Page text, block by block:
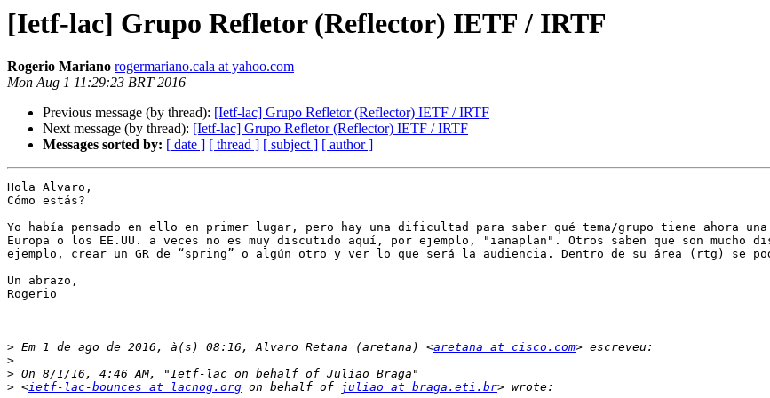
[Ietf-lac] Grupo Refletor (Reflector) IETF / IRTF
Rogerio Mariano rogermariano.cala at yahoo.com
Mon Aug 1 11:29:23 BRT 2016
Previous message (by thread): [Ietf-lac] Grupo Refletor (Reflector) IETF / IRTF
Next message (by thread): [Ietf-lac] Grupo Refletor (Reflector) IETF / IRTF
Messages sorted by: [ date ] [ thread ] [ subject ] [ author ]
Hola Alvaro,
Cómo estás?
Yo había pensado en ello en primer lugar, pero hay una dificultad para saber qué tema/grupo tiene ahora una
Europa o los EE.UU. a veces no es muy discutido aquí, por ejemplo, "ianaplan". Otros saben que son
ejemplo, crear un GR de “spring” o algún otro y ver lo que será la audiencia. Dentro de su área (rtg) se
Un abrazo,
Rogerio
> Em 1 de ago de 2016, à(s) 08:16, Alvaro Retana (aretana) <aretana at cisco.com
>
>
> <ietf-lac-bounces at lacnog.org on behalf of juliao at braga.eti.br